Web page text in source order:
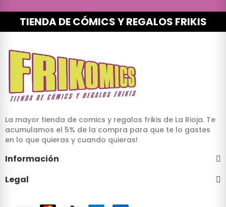
TIENDA DE CÓMICS Y REGALOS FRIKIS
La mayor tienda de comics y regalos frikis de La Rioja. Te
acumulamos el 5% de la compra para que te lo gastes
en lo que quieras y cuando quieras!
Información
Legal